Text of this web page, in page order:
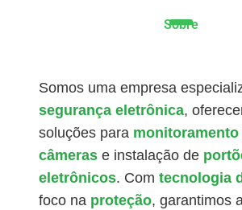
Sobre
Somos uma empresa
segurança eletrônica,
soluções para
câmeras e instalação de
eletrônicos. Com tecnologia
foco na proteção, garantimos